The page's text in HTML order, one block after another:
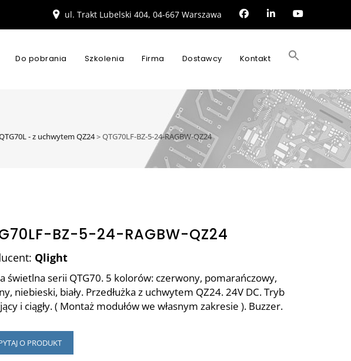
ul. Trakt Lubelski 404, 04-667 Warszawa
Do pobrania Szkolenia Firma Dostawcy Kontakt
- z uchwytem QZ24>QTG70LF-BZ-5-24-RAGBW-QZ24
BZ-5-24-RAGBW-QZ24
Qlight
świetlna serii QTG70. 5 kolorów: czerwony, pomarańczowy,
niebieski, biały. Przedłużka z uchwytem QZ24. 24V DC. Tryb
i ciągły. ( Montaż modułów we własnym zakresie ). Buzzer.
O PRODUKT